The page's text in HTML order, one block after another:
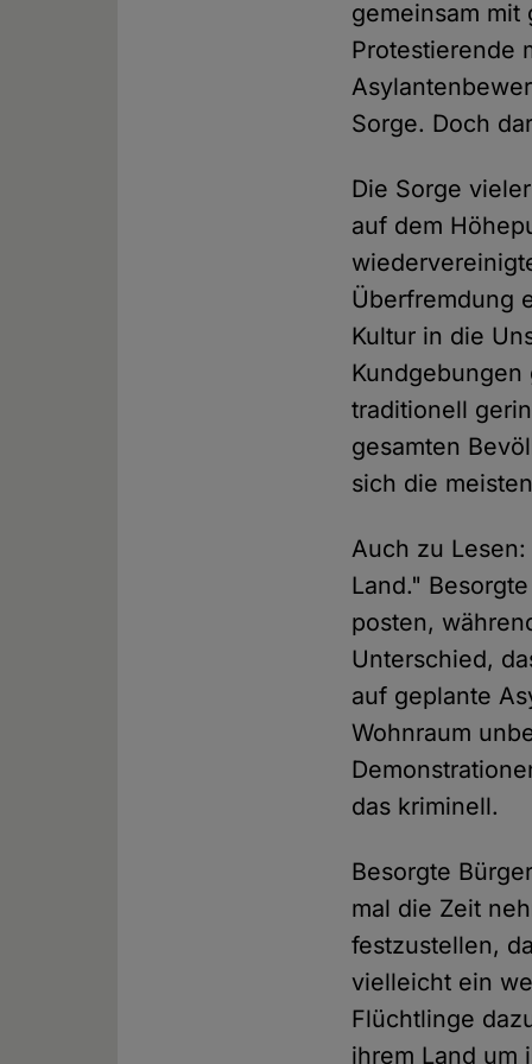
gemeinsam mit
Protestierende
Sorge. Doch
Die Sorge
auf dem
Überfremdung
Kultur in die
traditionell
gesamten
sich die
Auch zu
Land."
posten,
Unterschied,
auf geplante
Wohnraum
das kriminell.
Besorgte
mal die Zeit
festzustellen,
vielleicht ein
Flüchtlinge
ihrem Land um